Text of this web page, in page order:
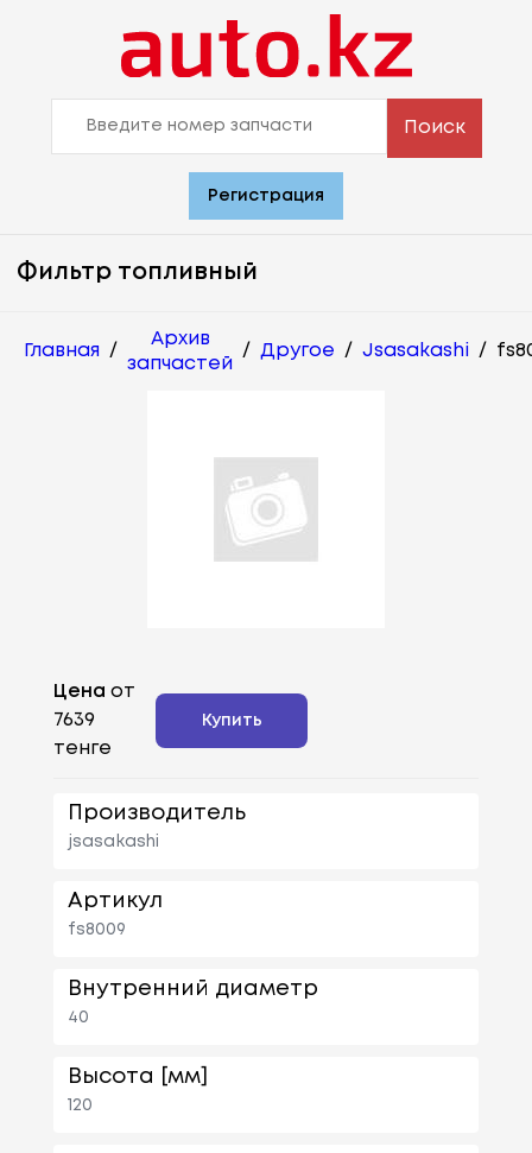
Поиск
Регистрация
Фильтр топливный
Главная /
Архив
запчастей
/ Другое / Jsasakashi /
Цена от
7639
тенге
Купить
Производитель
jsasakashi
Артикул
fs8009
Внутренний диаметр
40
Высота [мм]
120